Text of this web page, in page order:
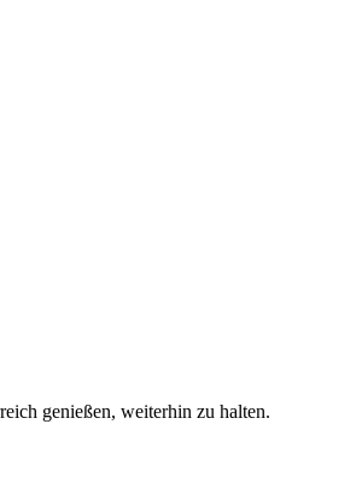
genießen, weiterhin zu halten.